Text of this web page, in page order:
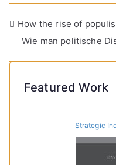
Post
navigation
How the rise of
Wie man politische
Featured Work
Strategic